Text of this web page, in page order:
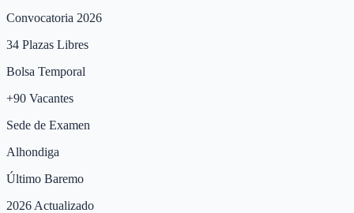
Convocatoria 2026
34 Plazas Libres
Bolsa Temporal
+90 Vacantes
Sede de Examen
Alhondiga
Último Baremo
2026 Actualizado